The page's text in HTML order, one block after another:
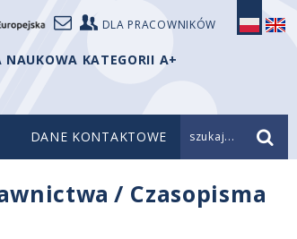
DLA PRACOWNIKÓW
NAUKOWA KATEGORII A+
DANE KONTAKTOWE szukaj...
/ Czasopisma